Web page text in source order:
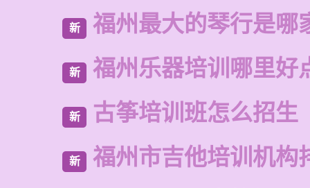
新 福州最大的琴行是哪
新 福州乐器培训哪里好
新 古筝培训班怎么招生
新 福州市吉他培训机构